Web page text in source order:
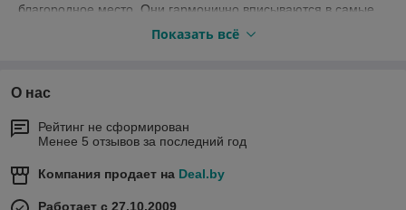
благородное место. Они гармонично вписываются в самые
разные дизайнерские направления — от классики, прованса
и арт-деко до современного минимализма и скандинавского
Почему стоит купить гипсового ангела на
Belpodarok.by?
Выбирая декоративные скульптуры в нашем каталоге, вы
получаете интерьерный декор премиального уровня. Мы
Беларуси, что позволяет гарантировать безупречные
характеристики каждого изделия:
Показать всё
О нас
Рейтинг не сформирован
Менее 5 отзывов за последний год
Компания продает на Deal.by
Работает с 27.10.2009